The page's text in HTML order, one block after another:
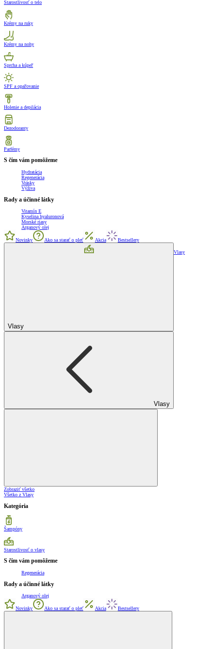
Starostlivosť o telo
Krémy na ruky
Krémy na nohy
Sprcha a kúpeľ
SPF a opaľovanie
Holenie a depilácia
Dezodoranty
Parfémy
S čím vám pomôžeme
Hydratácia
Regenerácia
Vrásky
Výživa
Rady a účinné látky
Vitamín E
Kyselina hyaluronová
Morské riasy
Arganový olej
Novinky Ako sa starať o pleť Akcia Bestsellery
Vlasy
Vlasy
Vlasy
Zobraziť všetko
Všetko z Vlasy
Kategória
Šampóny
Starostlivosť o vlasy
S čím vám pomôžeme
Regenerácia
Rady a účinné látky
Arganový olej
Novinky Ako sa starať o pleť Akcia Bestsellery